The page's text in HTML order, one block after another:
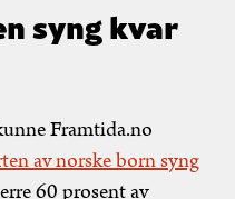
syng kvar
Framtida.no
av norske born syng
60 prosent av